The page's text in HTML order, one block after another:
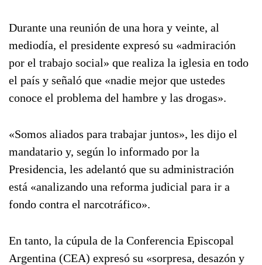
Durante una reunión de una hora y veinte, al
mediodía, el presidente expresó su «admiración
por el trabajo social» que realiza la iglesia en todo
el país y señaló que «nadie mejor que ustedes
conoce el problema del hambre y las drogas».
«Somos aliados para trabajar juntos», les dijo el
mandatario y, según lo informado por la
Presidencia, les adelantó que su administración
está «analizando una reforma judicial para ir a
fondo contra el narcotráfico».
En tanto, la cúpula de la Conferencia Episcopal
Argentina (CEA) expresó su «sorpresa, desazón y